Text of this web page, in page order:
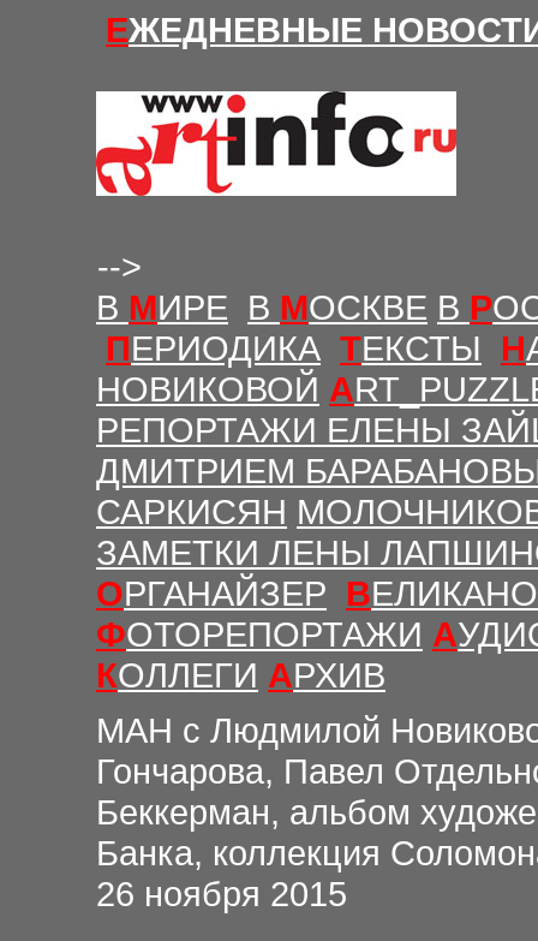
ЕЖЕДНЕВНЫЕ Н
-->
В МИРЕ В МОСКВЕ В Р
ПЕРИОДИКА ТЕКСТЫ Н
НОВИКОВОЙ A
РЕПОРТАЖИ ЕЛЕНЫ
ДМИТРИЕМ
САРКИСЯН
ЗАМЕТКИ ЛЕНЫ
ОРГАНАЙЗЕР В
ФОТОРЕПОРТАЖИ А
КОЛЛЕГИ АРХИВ
МАН с Людмилой
Гончарова, Павел
Беккерман, альбом
Банка, коллекция
26 ноября 2015